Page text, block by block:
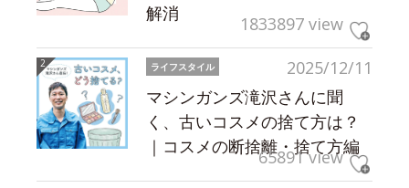
解消
1833897 view
2025/12/11
ライフスタイル
マシンガンズ滝沢さんに聞
く、古いコスメの捨て方は？
｜コスメの断捨離・捨て方編
65891 view